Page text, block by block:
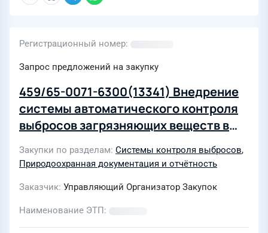
Регистрационный номер
Запрос предложений на закупку
459/65-0071-6300(13341) Внедрение
системы автоматического контроля
выбросов загрязняющих веществ в
атмосферный воздух (далее – САКВ)
на источнике №0001
Закупки по разделам Системы контроля выбросов,
Природоохранная документация и отчётность
Заказчик Управляющий Организатор Закупок
Наименование ЭТП